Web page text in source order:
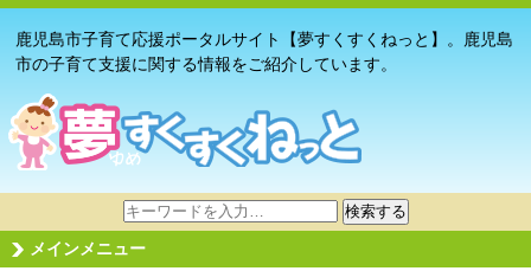
鹿児島市子育て応援ポータルサイト【夢すくすくねっと】。鹿児島
市の子育て支援に関する情報をご紹介しています。
サ
イ
ト
検索する
メインメニュー